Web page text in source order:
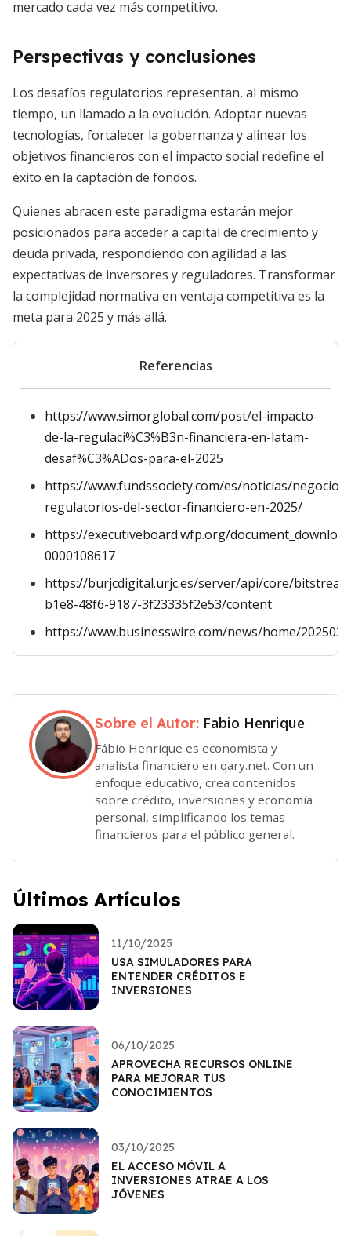
mercado cada vez más competitivo.
Perspectivas y conclusiones
Los desafíos regulatorios representan, al mismo
tiempo, un llamado a la evolución. Adoptar nuevas
tecnologías, fortalecer la gobernanza y alinear los
objetivos financieros con el impacto social redefine el
éxito en la captación de fondos.
Quienes abracen este paradigma estarán mejor
posicionados para acceder a capital de crecimiento y
deuda privada, respondiendo con agilidad a las
expectativas de inversores y reguladores. Transformar
la complejidad normativa en ventaja competitiva es la
meta para 2025 y más allá.
Referencias
https://www.simorglobal.com/post/el-impacto-
de-la-regulaci%C3%B3n-financiera-en-latam-
desaf%C3%ADos-para-el-2025
https://www.fundssociety.com/es/noticias/negocio/
regulatorios-del-sector-financiero-en-2025/
https://executiveboard.wfp.org/
0000108617
https://burjcdigital.urjc.es/server/api/core/
b1e8-48f6-9187-3f23335f2e53/content
https://www.businesswire.com/news/home/
Sobre el Autor: Fabio Henrique
Fábio Henrique es economista y
analista financiero en qary.net. Con un
enfoque educativo, crea contenidos
sobre crédito, inversiones y economía
personal, simplificando los temas
financieros para el público general.
Últimos Artículos
11/10/2025
USA SIMULADORES PARA
ENTENDER CRÉDITOS E
INVERSIONES
06/10/2025
APROVECHA RECURSOS ONLINE
PARA MEJORAR TUS
CONOCIMIENTOS
03/10/2025
EL ACCESO MÓVIL A
INVERSIONES ATRAE A LOS
JÓVENES